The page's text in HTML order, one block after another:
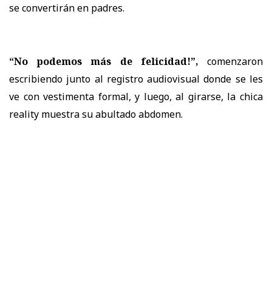
se convertirán en padres.
“No podemos más de felicidad!”, comenzaron
escribiendo junto al registro audiovisual donde se les
ve con vestimenta formal, y luego, al girarse, la chica
reality muestra su abultado abdomen.